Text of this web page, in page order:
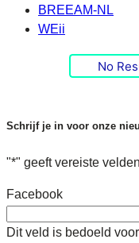
BREEAM-NL
WEii
No
Schrijf je in voor onze
"*" geeft vereiste
Facebook
Dit veld is bedoeld